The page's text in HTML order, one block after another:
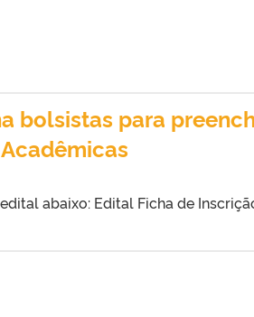
bolsistas para
abaixo: Edital Ficha de